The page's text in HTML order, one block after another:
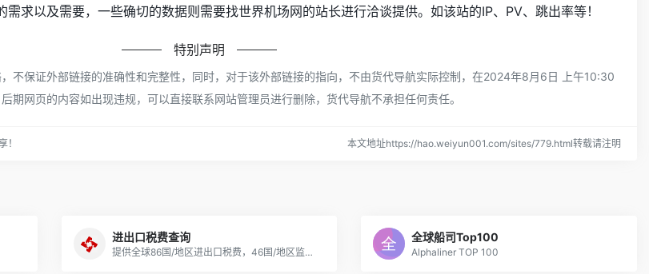
求以及需要，一些确切的数据则需要找世界机场网的站长进行洽谈提供。如该站的IP、PV、跳出率等！
特别声明
不保证外部链接的准确性和完整性，同时，对于该外部链接的指向，不由货代导航实际控制，在2024年8月6日 上午10:30
期网页的内容如出现违规，可以直接联系网站管理员进行删除，货代导航不承担任何责任。
！ 本文地址https://hao.weiyun001.com/sites/779.html转载请注明
进出口税费查询
提供全球86国/地区进出口税费，46国/地区监管条件，53国/地区税费计算
全球船司Top100
Alphaliner TOP 100